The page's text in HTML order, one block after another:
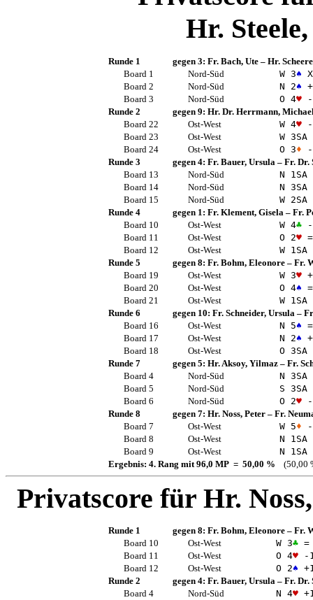
Hr.
Runde 1 gegen 3: Fr. Bach, Ute– Hr.
Board 1
Nord-Süd W 3♠
Board 2
Nord-Süd N 2♠
Board 3
Nord-Süd O 4♥-
Runde 2
gegen 9: Hr. Dr. Herrmann,
Board 22
Ost-West W 4♥-
Board 23
Ost-West W 3SA
Board 24
Ost-West O 3♦ -
Runde 3
gegen 4: Fr. Bauer, Ursula – Fr. Dr.
Board 13
Nord-Süd N 1 SA
Board 14
Nord-Süd N 3SA
Board 15
Nord-Süd W 2SA
Runde 4
gegen 1: Fr. Klement, Gisela – Fr.
Board 10
Ost-West W 4♣-
Board 11
Ost-West O 2♥=
Board 12
Ost-West W 1 SA
Runde 5
gegen 8: Fr. Bohm, Eleonore– Fr.
Board 19
Ost-West W 3♥
Board 20
Ost-West O 4♠ =
Board 21
Ost-West W 1 SA
Runde 6
gegen 10: Fr. Schneider, Ursula –
Board 16
Ost-West N 5♠ =
Board 17
Ost-West N 2♠
Board 18
Ost-West O 3SA
Runde 7
gegen 5: Hr. Aksoy, Yilmaz– Fr.
Board 4
Nord-Süd N 3SA
Board 5
Nord-Süd S 3SA
Board 6
Nord-Süd O 2♥-
Runde 8
gegen 7: Hr. Noss, Peter– Fr.
Board 7
Ost-West W 5♦ -
Board 8
Ost-West N 1 SA
Board 9
Ost-West N 1 SA
Ergebnis: 4. Rang mit 96,0 MP = 50,00 % (50,00
Privatscore für Hr.
Runde 1 gegen 8: Fr. Bohm, Eleonore– Fr.
Board 10
Ost-West W 3♣=
Board 11
Ost-West O 4♥-
Board 12
Ost-West O 2♠
Runde 2
gegen 4: Fr. Bauer, Ursula– Fr. Dr.
Board 4
Nord-Süd N 4♥